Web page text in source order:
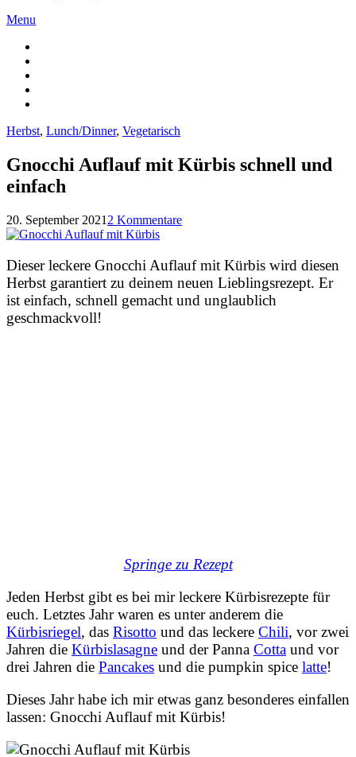
Menu
Herbst, Lunch/Dinner, Vegetarisch
Gnocchi Auflauf mit Kürbis schnell und
einfach
20. September 2021 2 Kommentare
Dieser leckere Gnocchi Auflauf mit Kürbis wird diesen
Herbst garantiert zu deinem neuen Lieblingsrezept. Er
ist einfach, schnell gemacht und unglaublich
geschmackvoll!
Springe zu Rezept
Jeden Herbst gibt es bei mir leckere Kürbisrezepte für
euch. Letztes Jahr waren es unter anderem die
Kürbisriegel, das Risotto und das leckere Chili, vor zwei
Jahren die Kürbislasagne und der Panna Cotta und vor
drei Jahren die Pancakes und die pumpkin spice latte!
Dieses Jahr habe ich mir etwas ganz besonderes einfallen
lassen: Gnocchi Auflauf mit Kürbis!